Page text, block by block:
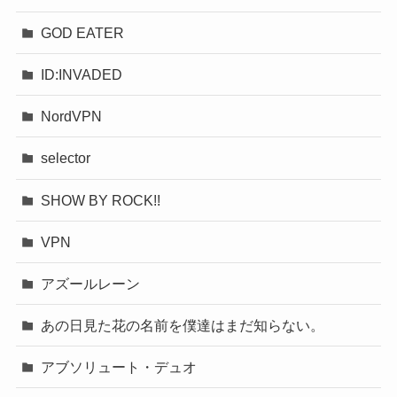
GOD EATER
ID:INVADED
NordVPN
selector
SHOW BY ROCK!!
VPN
アズールレーン
あの日見た花の名前を僕達はまだ知らない。
アブソリュート・デュオ